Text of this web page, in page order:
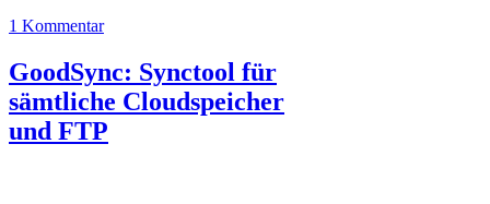
1 Kommentar
GoodSync: Synctool für
sämtliche Cloudspeicher
und FTP